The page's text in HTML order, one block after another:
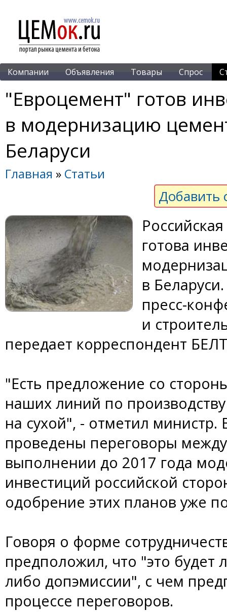
Компании Объявления Товары Спрос
"Евроцемент" готов
в модернизацию
Беларуси
Главная » Статьи
Добавить
готова
в
пресс-
и
передает корреспондент
"Есть предложение со
наших линий по
на сухой", - отметил
проведены переговоры
выполнении до 2017 года
инвестиций российской
одобрение этих планов уже
Говоря о форме
предположил, что "это будет
либо допэмиссии", с чем
процессе переговоров.